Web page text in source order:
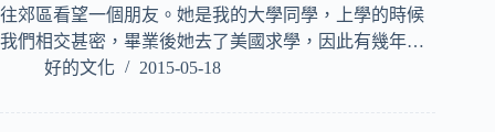
往郊區看望一個朋友。她是我的大學同學，上學的時候
我們相交甚密，畢業後她去了美國求學，因此有幾年…
好的文化
2015-05-18